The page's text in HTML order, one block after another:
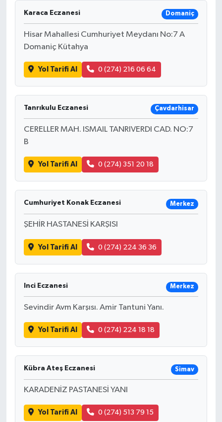
Karaca Eczanesi Domaniç
Hisar Mahallesi Cumhuriyet Meydanı No:7 A
Domaniç Kütahya
Yol Tarifi Al 0 (274) 216 06 64
Tanrıkulu Eczanesi Çavdarhisar
CERELLER MAH. ISMAIL TANRIVERDI CAD. NO:7
B
Yol Tarifi Al 0 (274) 351 20 18
Cumhuriyet Konak Eczanesi Merkez
ŞEHİR HASTANESİ KARŞISI
Yol Tarifi Al 0 (274) 224 36 36
Inci Eczanesi Merkez
Sevindir Avm Karşısı. Amir Tantuni Yanı.
Yol Tarifi Al 0 (274) 224 18 18
Kübra Ateş Eczanesi Simav
KARADENİZ PASTANESİ YANI
Yol Tarifi Al 0 (274) 513 79 15